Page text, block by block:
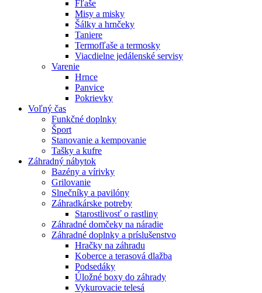
Fľaše
Misy a misky
Šálky a hrnčeky
Taniere
Termofľaše a termosky
Viacdielne jedálenské servisy
Varenie
Hrnce
Panvice
Pokrievky
Voľný čas
Funkčné doplnky
Šport
Stanovanie a kempovanie
Tašky a kufre
Záhradný nábytok
Bazény a vírivky
Grilovanie
Slnečníky a pavilóny
Záhradkárske potreby
Starostlivosť o rastliny
Záhradné domčeky na náradie
Záhradné doplnky a príslušenstvo
Hračky na záhradu
Koberce a terasová dlažba
Podsedáky
Úložné boxy do záhrady
Vykurovacie telesá